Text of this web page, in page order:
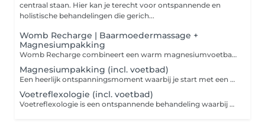
centraal staan. Hier kan je terecht voor ontspannende en
holistische behandelingen die gerich...
Womb Recharge | Baarmoedermassage +
Magnesiumpakking
Womb Recharge combineert een warm magnesiumvoetbad, een ontspannende baarmoedermassage, een warme castoroliepakking en een magnesiumpakking onder een infrarooddeken. Deze behandeling is ontwikkeld voor vrouwen die hun hormoonbalans op een natuurlijke manier willen ondersteunen en behoefte hebben aan diepe ontspanning. Je start met een warm magnesiumvoetbad om lichaam en geest tot rust te brengen. Vervolgens helpt de baarmoedermassage spanning in buik en bekkengebied te verminderen en ondersteunt ze een gezonde doorbloeding. Daarna wordt een warme castoroliepakking aangebracht om de buik heerlijk te verwarmen. Tot slot word je volledig ingesmeerd met magnesiumolie en ontspan je onder een infrarooddeken, zodat warmte en magnesium optimaal kunnen inwerken. Wordt vaak gekozen bij: -hormonale of cyclusgerelateerde klachten -een kinderwens -stress of vermoeidheid -spanning in buik, bekken of lichaam -behoefte aan diepe ontspanning Elke behandeling wordt afgestemd op jouw persoonlijke situatie en behoeften.
Magnesiumpakking (incl. voetbad)
Een heerlijk ontspanningsmoment waarbij je start met een warm magnesiumvoetbad. Vervolgens wordt je lichaam volledig ingesmeerd met magnesiumolie, waarna je comfortabel plaatsneemt in een infrarooddeken. De combinatie van warmte en magnesium zorgt voor een diep ontspannend moment en helpt je volledig tot rust te komen. Deze behandeling is ideaal voor vrouwen die: - veel stress ervaren - vermoeid zijn - gespannen spieren hebben - Behoefte hebben aan een diep ontspanningsmoment Na afloop voelt het lichaam vaak lichter en ontspannen aan.
Voetreflexologie (incl. voetbad)
Voetreflexologie is een ontspannende behandeling waarbij reflexzones op de voeten worden gemasseerd. De behandeling start met een warm magnesiumvoetbad zodat je volledig tot rust kunt komen. Wordt vaak gekozen door vrouwen die: - behoefte hebben aan ontspanning - veel stress ervaren - vermoeid zijn - zichzelf een rustmoment gunnen Een ideale behandeling om lichaam en geest even volledig te laten ontspannen.